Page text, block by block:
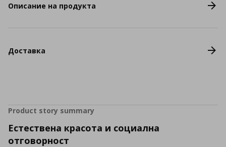
Описание на продукта
Доставка
Product story summary
Естествена красота и социална
отговорност